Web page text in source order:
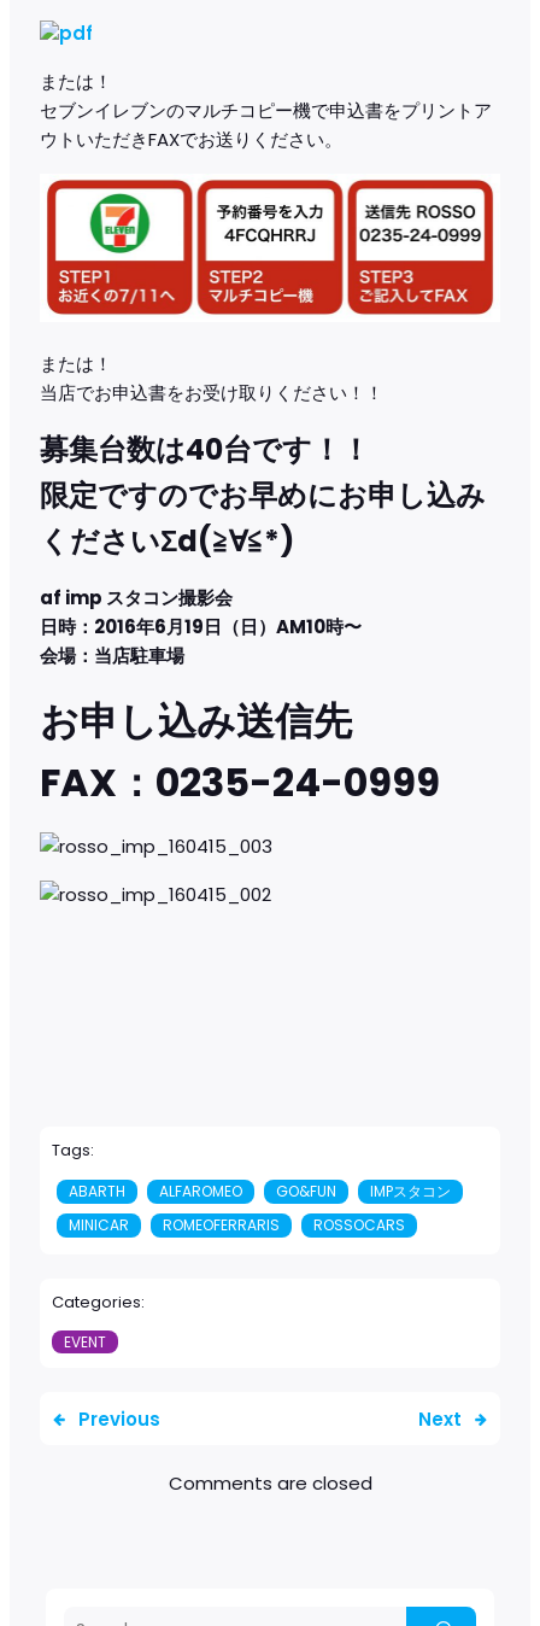
または！
セブンイレブンのマルチコピー機で申込書をプリントア
ウトいただきFAXでお送りください。
または！
当店でお申込書をお受け取りください！！
募集台数は40台です！！
限定ですのでお早めにお申し込み
くださいΣd(≧∀≦*)
af imp スタコン撮影会
日時：2016年6月19日（日）AM10時〜
会場：当店駐車場
お申し込み送信先
FAX：0235-24-0999
Tags:
ABARTH ALFAROMEO GO&FUN
IMPスタコン
MINICAR
ROMEOFERRARIS ROSSOCARS
Categories:
EVENT
Previous Next
Comments are closed